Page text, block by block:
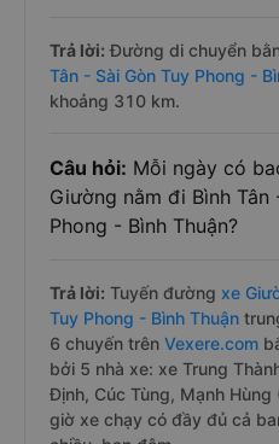
Trả lời: Đường di chuyển
Tân - Sài Gòn Tuy Phong -
khoảng 310 km.
Câu hỏi: Mỗi ngày có
Giường nằm đi Bình Tân
Phong - Bình Thuận?
Trả lời: Tuyến đường xe
Tuy Phong - Bình Thuận
6 chuyến trên Vexere.com
bởi 5 nhà xe: xe Trung
Định, Cúc Tùng, Mạnh Hùng
giờ xe chạy có đầy đủ cả